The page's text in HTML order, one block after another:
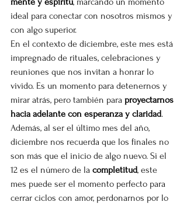
ideal para conectar con nosotros mismos y
con algo superior.
En el contexto de diciembre, este mes está
impregnado de rituales, celebraciones y
reuniones que nos invitan a honrar lo
vivido. Es un momento para detenernos y
mirar atrás, pero también para proyectarnos
hacia adelante con esperanza y claridad.
Además, al ser el último mes del año,
diciembre nos recuerda que los finales no
son más que el inicio de algo nuevo. Si el
12 es el número de la completitud, este
mes puede ser el momento perfecto para
cerrar ciclos con amor, perdonarnos por lo